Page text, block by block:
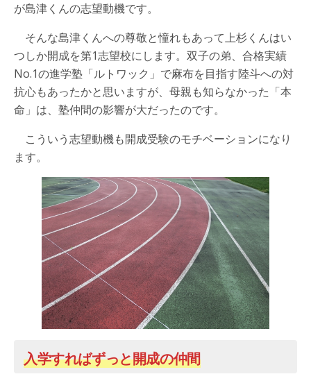
が島津くんの志望動機です。
そんな島津くんへの尊敬と憧れもあって上杉くんはい
つしか開成を第1志望校にします。双子の弟、合格実績
No.1の進学塾「ルトワック」で麻布を目指す陸斗への対
抗心もあったかと思いますが、母親も知らなかった「本
命」は、塾仲間の影響が大だったのです。
こういう志望動機も開成受験のモチベーションになり
ます。
入学すればずっと開成の仲間